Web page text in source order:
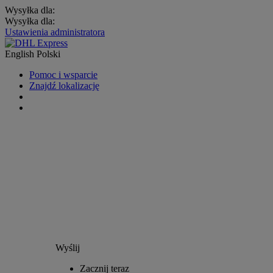
Wysyłka dla:
Wysyłka dla:
Ustawienia administratora
English Polski
Pomoc i wsparcie
Znajdź lokalizację
Wyślij
Zacznij teraz